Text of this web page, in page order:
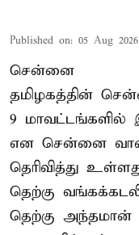
Published on: 05 Aug
சென்னை
தமிழகத்தின்
9 மாவட்டங்களில்
என சென்னை
தெரிவித்து
தெற்கு
தெற்கு அந்தமான்